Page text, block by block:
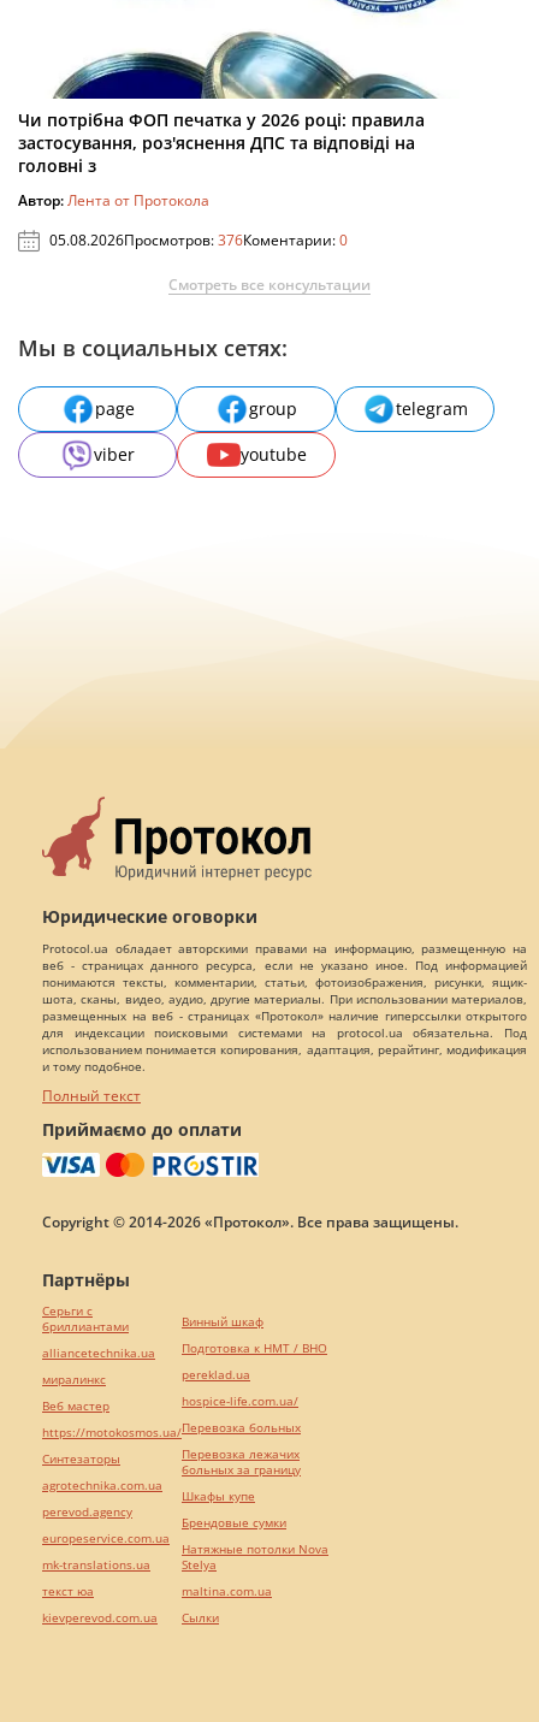
Чи потрібна ФОП печатка у 2026 році: правила
застосування, роз'яснення ДПС та відповіді на
головні з
Автор:Лента от Протокола
05.08.2026Просмотров:376Коментарии:0
Смотреть все консультации
Мы в социальных сетях:
page group
telegram
viber
youtube
Юридические оговорки
Protocol.ua обладает авторскими правами на информацию, размещенную на
веб - страницах данного ресурса, если не указано иное. Под информацией
понимаются тексты, комментарии, статьи, фотоизображения, рисунки, ящик-
шота, сканы, видео, аудио, другие материалы. При использовании материалов,
размещенных на веб - страницах «Протокол» наличие гиперссылки открытого
для индексации поисковыми системами на protocol.ua обязательна. Под
использованием понимается копирования, адаптация, рерайтинг, модификация
и тому подобное.
Полный текст
Приймаємо до оплати
Copyright © 2014-2026 «Протокол». Все права защищены.
Партнёры
Серьги с
бриллиантами
alliancetechnika.ua
миралинкс
Веб мастер
https://motokosmos.ua/
Синтезаторы
agrotechnika.com.ua
perevod.agency
europeservice.com.ua
mk-translations.ua
текст юа
kievperevod.com.ua
Винный шкаф
Подготовка к НМТ / ВНО
pereklad.ua
hospice-life.com.ua/
Перевозка больных
Перевозка лежачих
больных за границу
Шкафы купе
Брендовые сумки
Натяжные потолки Nova
Stelya
maltina.com.ua
Cылки